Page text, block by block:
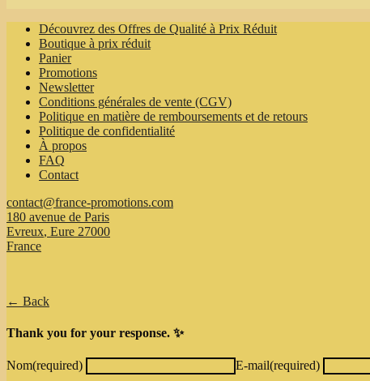
Découvrez des Offres de Qualité à Prix Réduit
Boutique à prix réduit
Panier
Promotions
Newsletter
Conditions générales de vente (CGV)
Politique en matière de remboursements et de retours
Politique de confidentialité
À propos
FAQ
Contact
contact@france-promotions.com
180 avenue de Paris
Evreux, Eure 27000
France
← Back
Thank you for your response. ✨
Nom(required) E-mail(required)